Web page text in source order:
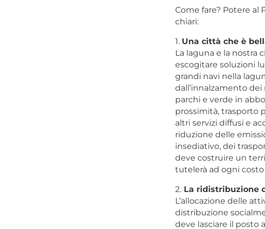
Come fare? Potere al
chiari:
1. Una città che è
La laguna e la nostra
escogitare soluzioni
grandi navi nella
dall’innalzamento
parchi e verde in
prossimità, trasporto
altri servizi diffusi e
riduzione delle
insediativo, dei
deve costruire un
tutelerà ad ogni costo
2.La ridistribuzione
L’allocazione delle
distribuzione
deve lasciare il posto